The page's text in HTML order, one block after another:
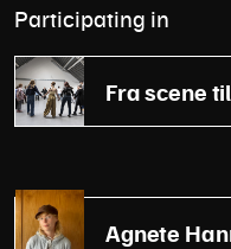
Participating in
Agnete